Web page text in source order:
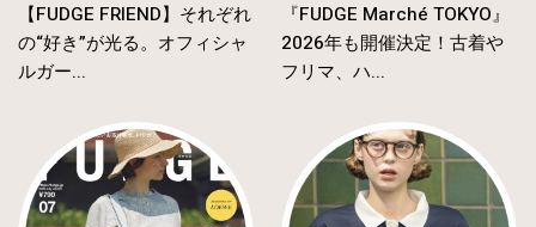
【FUDGE FRIEND】それぞれ
の“好き”が光る。オフィシャ
ルガー...
『FUDGE Marché TOKYO』
2026年も開催決定！古着や
フリマ、ハ...